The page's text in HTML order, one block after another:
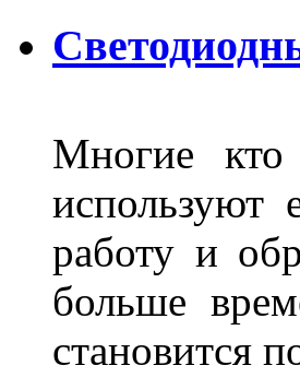
Многие кто
используют
работу и
больше
становится